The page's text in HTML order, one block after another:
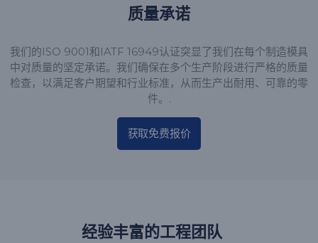
质量承诺
我们的ISO 9001和IATF 16949认证突显了我们在每个制造模具
中对质量的坚定承诺。我们确保在多个生产阶段进行严格的质量
检查，以满足客户期望和行业标准，从而生产出耐用、可靠的零
件。.
获取免费报价
经验丰富的工程团队